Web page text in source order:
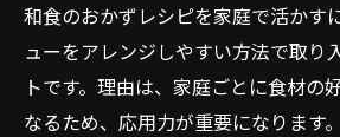
和食のおかずレシピを家庭で活かす
ューをアレンジしやすい方法で取り
トです。理由は、家庭ごとに食材の
なるため、応用力が重要になります